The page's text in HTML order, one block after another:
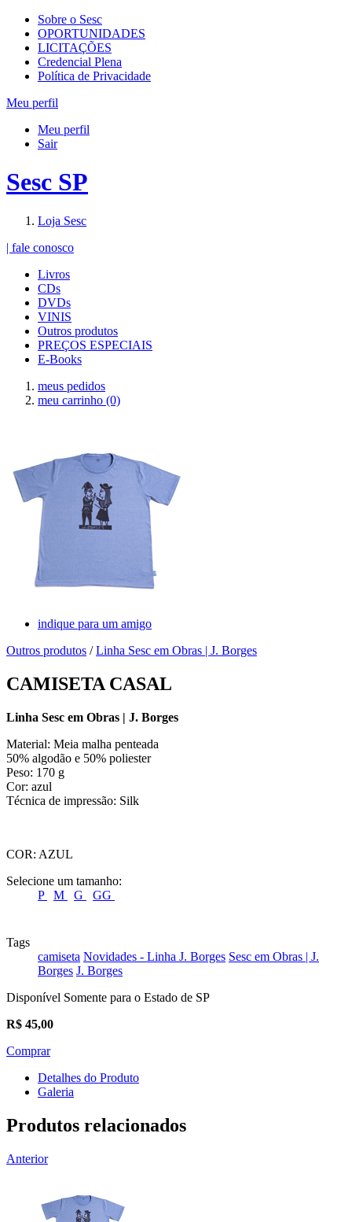
Sobre o Sesc
OPORTUNIDADES
LICITAÇÕES
Credencial Plena
Política de Privacidade
Meu perfil
Meu perfil
Sair
Sesc SP
Loja Sesc
| fale conosco
Livros
CDs
DVDs
VINIS
Outros produtos
PREÇOS ESPECIAIS
E-Books
meus pedidos
meu carrinho (0)
indique para um amigo
Outros produtos /Linha Sesc em Obras | J. Borges
CAMISETA CASAL
Linha Sesc em Obras | J. Borges
Material: Meia malha penteada
50% algodão e 50% poliester
Peso: 170 g
Cor: azul
Técnica de impressão: Silk
COR: AZUL
Selecione um tamanho:
P
M G GG
Tags
camiseta Novidades - Linha J. Borges Sesc em Obras | J.
Borges J. Borges
Disponível Somente para o Estado de SP
R$ 45,00
Comprar
Detalhes do Produto
Galeria
Produtos relacionados
Anterior